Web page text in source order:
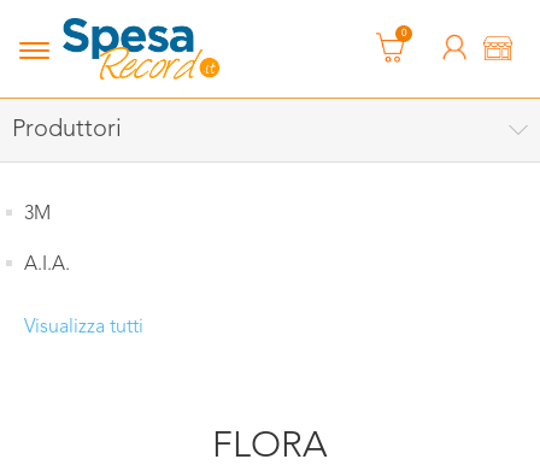
0
Produttori
3M
A.I.A.
Visualizza tutti
FLORA